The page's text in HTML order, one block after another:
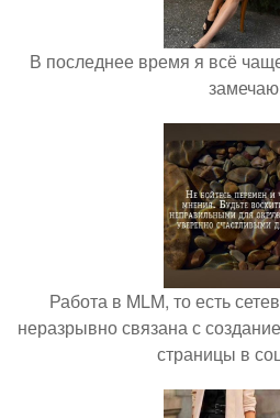
В последнее время я всё
Работа в MLM, то есть
неразрывно связана с
страницы в